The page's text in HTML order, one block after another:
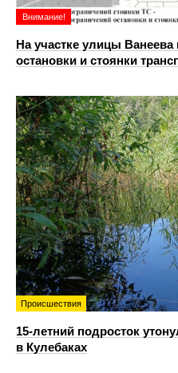
Внимание!
На участке улицы Ванеева
остановки и стоянки
Происшествия
15-летний подросток
в Кулебаках